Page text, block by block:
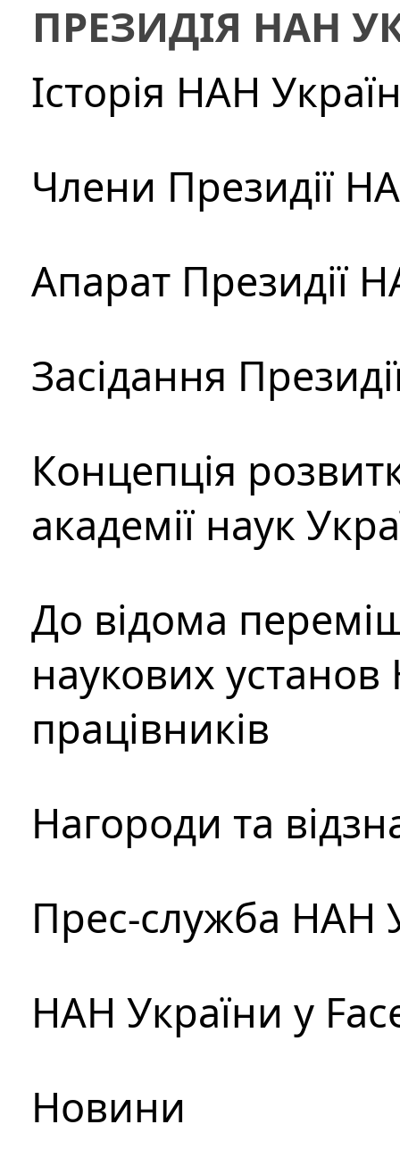
ПРЕЗИДІЯ НАН
Історія НАН
Члени Президії
Апарат Президії
Засідання
Концепція
академії наук
До відома
наукових установ
працівників
Нагороди та
Прес-служба НАН
НАН України у
Новини